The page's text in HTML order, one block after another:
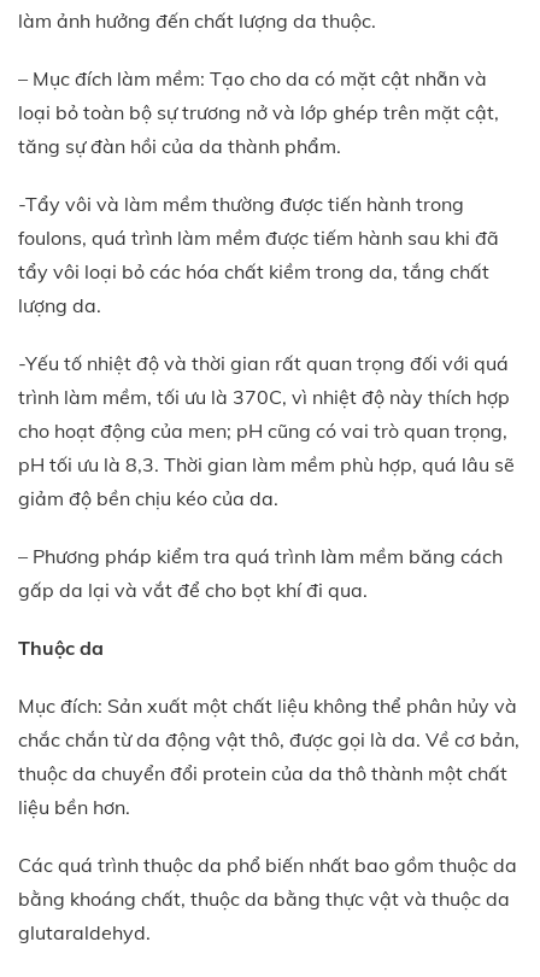
làm ảnh hưởng đến chất lượng da thuộc.
– Mục đích làm mềm: Tạo cho da có mặt cật nhẵn và
loại bỏ toàn bộ sự trương nở và lớp ghép trên mặt cật,
tăng sự đàn hồi của da thành phẩm.
-Tẩy vôi và làm mềm thường được tiến hành trong
foulons, quá trình làm mềm được tiếm hành sau khi đã
tẩy vôi loại bỏ các hóa chất kiềm trong da, tắng chất
lượng da.
-Yếu tố nhiệt độ và thời gian rất quan trọng đối với quá
trình làm mềm, tối ưu là 370C, vì nhiệt độ này thích hợp
cho hoạt động của men; pH cũng có vai trò quan trọng,
pH tối ưu là 8,3. Thời gian làm mềm phù hợp, quá lâu sẽ
giảm độ bền chịu kéo của da.
– Phương pháp kiểm tra quá trình làm mềm băng cách
gấp da lại và vắt để cho bọt khí đi qua.
Thuộc da
Mục đích: Sản xuất một chất liệu không thể phân hủy và
chắc chắn từ da động vật thô, được gọi là da. Về cơ bản,
thuộc da chuyển đổi protein của da thô thành một chất
liệu bền hơn.
Các quá trình thuộc da phổ biến nhất bao gồm thuộc da
bằng khoáng chất, thuộc da bằng thực vật và thuộc da
glutaraldehyd.